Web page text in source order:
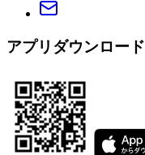
アプリダウンロード